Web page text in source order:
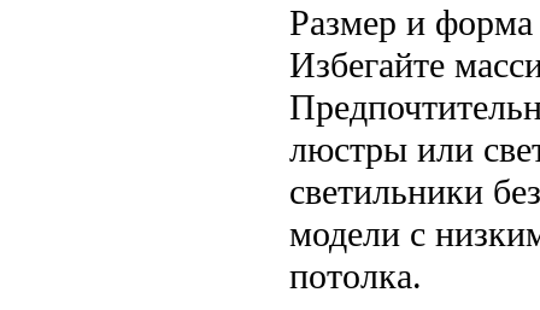
Размер и форма
Избегайте
люстры или
светильники
модели с
потолка.